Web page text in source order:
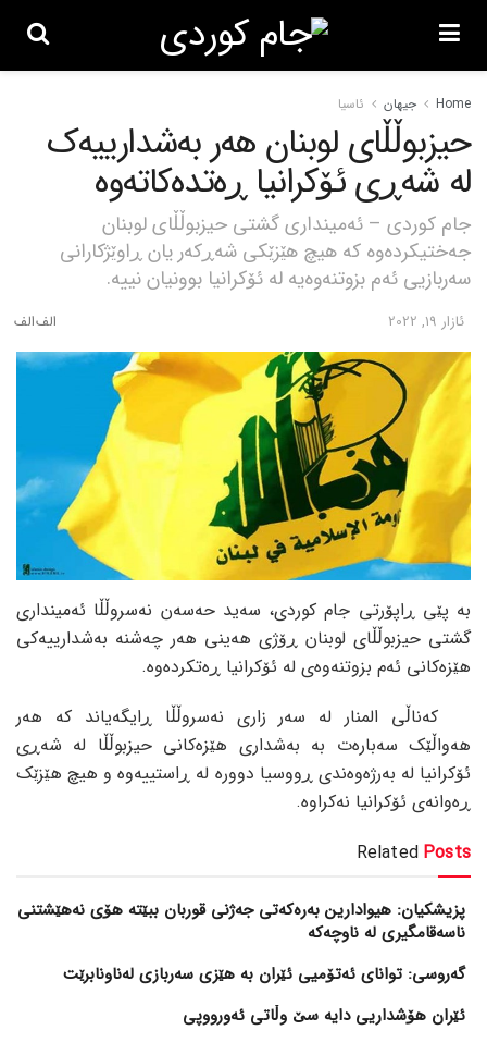
Home جیهان ئاسیا
حیزبوڵڵای لوبنان هەر بەشدارییەک
لە شەڕی ئۆکرانیا ڕەتدەکاتەوە
جام کوردی – ئەمینداری گشتی حیزبوڵڵای لوبنان
جەختیکردەوە کە هیچ هێزێکی شەڕکەر یان ڕاوێژکارانی
سەربازیی ئەم بزوتنەوەیە لە ئۆکرانیا بوونیان نییە.
ئازار 19, 2022
بە پێی ڕاپۆرتی جام کوردی، سەید حەسەن نەسروڵڵا ئەمینداری
گشتی حیزبوڵڵای لوبنان ڕۆژی هەینی هەر چەشنە بەشدارییەکی
هێزەکانی ئەم بزوتنەوەی لە ئۆکرانیا ڕەتکردەوە.
کەناڵی المنار لە سەر زاری نەسروڵڵا ڕایگەیاند کە هەر
هەواڵێک سەبارەت بە بەشداری هێزەکانی حیزبوڵڵا لە شەڕی
ئۆکرانیا لە بەرژەوەندی ڕووسیا دوورە لە ڕاستییەوە و هیچ هێزێک
ڕەوانەی ئۆکرانیا نەکراوە.
Related Posts
پزیشکیان: هیوادارین بەرەکەتی جەژنی قوربان ببێتە هۆی نەهێشتنی
ناسەقامگیری لە ناوچەکە
گەروسی: توانای ئەتۆمیی ئێران بە هێزی سەربازی لەناونابرێت
ئێران هۆشداریی دایە سێ وڵاتی ئەورووپی